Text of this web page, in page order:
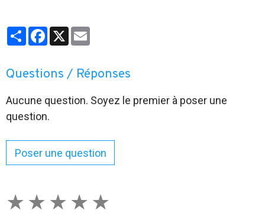
PartagerFacebook
X
Questions / Réponses
Aucune question. Soyez le premier à poser une
question.
Poser une question
★ ★ ★ ★ ★